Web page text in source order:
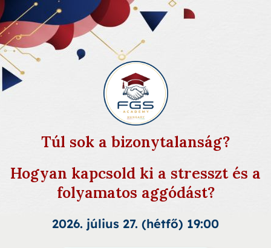
Túl sok a bizonytalanság?
Hogyan kapcsold ki a stresszt és a
folyamatos aggódást?
2026. július 27. (hétfő) 19:00